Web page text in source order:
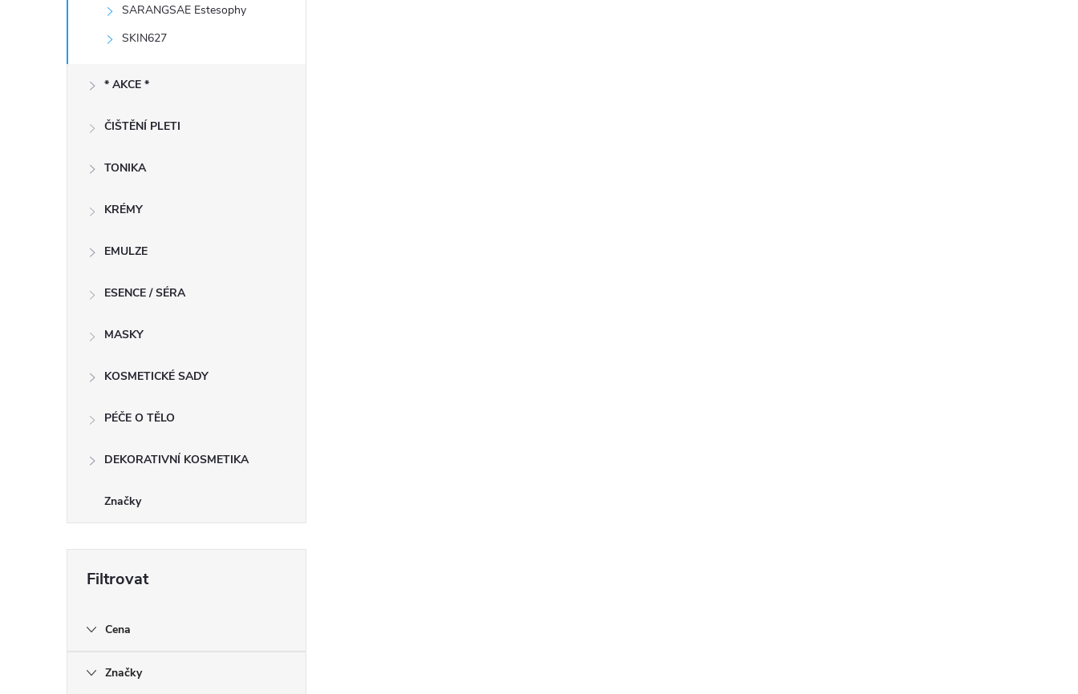
SARANGSAE Estesophy
SKIN627
* AKCE *
ČIŠTĚNÍ PLETI
TONIKA
KRÉMY
EMULZE
ESENCE / SÉRA
MASKY
KOSMETICKÉ SADY
PÉČE O TĚLO
DEKORATIVNÍ KOSMETIKA
Značky
Cena
Značky